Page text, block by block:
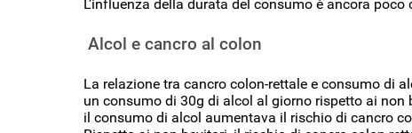
L’influenza della durata del consumo è ancora poco
Alcol e cancro al colon
La relazione tra cancro colon-rettale e consumo di
un consumo di 30g di alcol al giorno rispetto ai
il consumo di alcol aumentava il rischio di cancro